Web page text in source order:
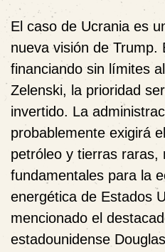
El caso de Ucrania es
nueva visión de Trump.
financiando sin límites
Zelenski, la prioridad
invertido. La
probablemente exigirá
petróleo y tierras raras,
fundamentales para la
energética de Estados
mencionado el
estadounidense